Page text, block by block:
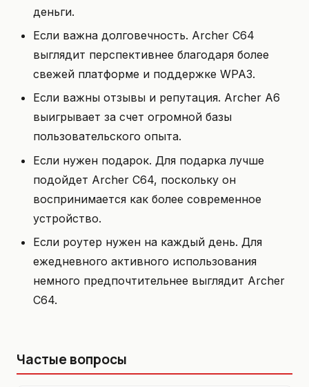
деньги.
Если важна долговечность. Archer C64
выглядит перспективнее благодаря более
свежей платформе и поддержке WPA3.
Если важны отзывы и репутация. Archer A6
выигрывает за счет огромной базы
пользовательского опыта.
Если нужен подарок. Для подарка лучше
подойдет Archer C64, поскольку он
воспринимается как более современное
устройство.
Если роутер нужен на каждый день. Для
ежедневного активного использования
немного предпочтительнее выглядит Archer
C64.
Частые вопросы